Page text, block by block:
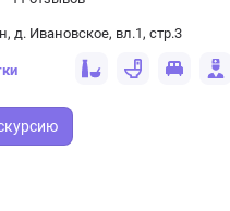
д. Ивановское, вл.1, стр.3